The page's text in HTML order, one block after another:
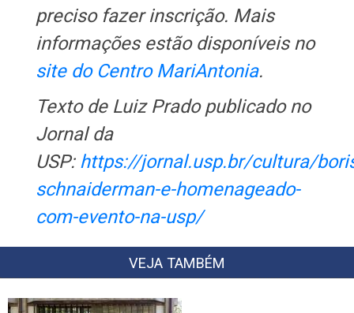
preciso fazer inscrição. Mais
informações estão disponíveis no
site do Centro MariAntonia.
Texto de Luiz Prado publicado no
Jornal da
USP: https://jornal.usp.br/cultura/
schnaiderman-e-homenageado-
com-evento-na-usp/
VEJA TAMBÉM